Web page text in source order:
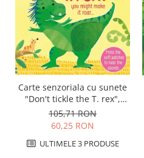
Carte senzoriala cu sunete
"Don't tickle the T. rex",
cartonata, cu texturi,
Usborne
105,71 RON
60,25 RON
ULTIMELE 3 PRODUSE